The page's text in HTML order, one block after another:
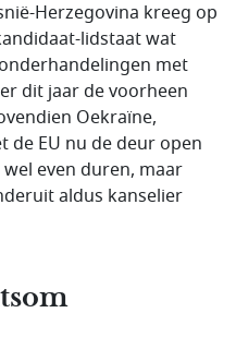
Herzegovina kreeg op
lidstaat wat
met
dit jaar de voorheen
Oekraïne,
de EU nu de deur open
wel even duren, maar
aldus kanselier